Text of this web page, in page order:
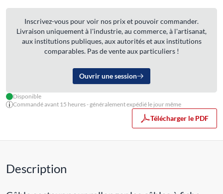
Inscrivez-vous pour voir nos prix et pouvoir commander.
Livraison uniquement à l'industrie, au commerce, à l'artisanat,
aux institutions publiques, aux autorités et aux institutions
comparables. Pas de vente aux particuliers !
Ouvrir une session
Disponible
Commandé avant 15 heures - généralement expédié le jour même
Télécharger le PDF
Description